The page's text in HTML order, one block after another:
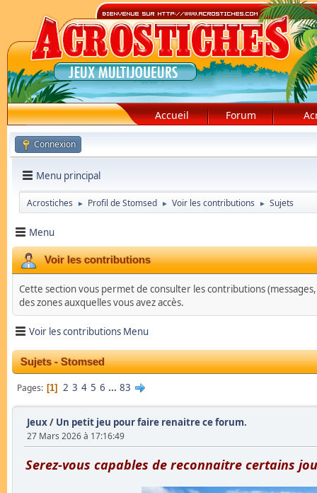
Accueil Forum
Connexion
Menu principal
Acrostiches ► Profil de Stomsed ► Voir les contributions ► Sujets
Menu
Voir les contributions
Cette section vous permet de consulter les contributions
des zones auxquelles vous avez accès.
Voir les contributions Menu
Sujets - Stomsed
Pages 1 2 3 4 5 6 ... 83
Jeux/ Un petit jeu pour faire renaitre ce forum.
27 Mars 2026 à 17:16:49
Serez-vous capables de reconnaitre certains